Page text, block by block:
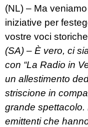
(NL) – Ma
iniziative per
vostre voci
(SA) – È vero, ci
con “La Radio in
un allestimento
striscione in
grande spettacolo.
emittenti che